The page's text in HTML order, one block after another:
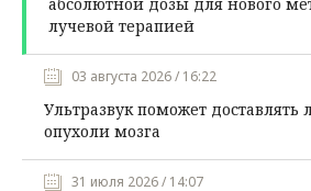
лучевой терапией
03 августа 2026 / 16:22
Ультразвук поможет доставлять
опухоли мозга
31 июля 2026 / 14:07